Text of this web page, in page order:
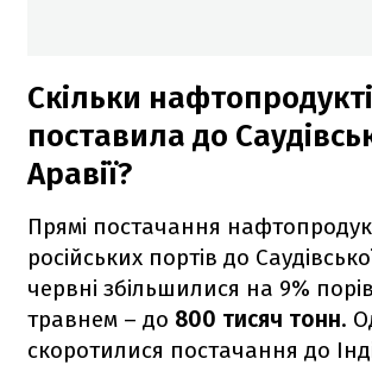
Скільки
поставила до
Аравії?
Прямі постачання
російських портів до
червні збільшилися на 9%
травнем – до 800 тисяч тонн.
скоротилися постачання до